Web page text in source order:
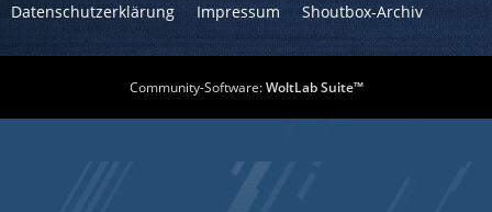
Datenschutzerklärung Impressum Shoutbox-Archiv
Community-Software:WoltLab Suite™